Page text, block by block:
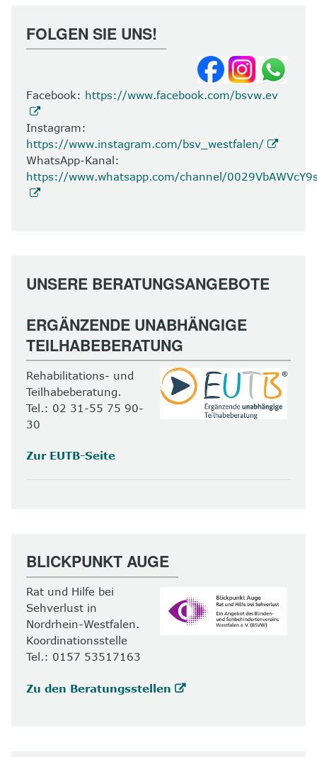
FOLGEN SIE UNS!
Facebook: https://www.facebook.com/bsvw.ev
Instagram:
https://www.instagram.com/bsv_westfalen/
WhatsApp-Kanal:
https://www.whatsapp.com/channel/
UNSERE BERATUNGSANGEBOTE
ERGÄNZENDE UNABHÄNGIGE
TEILHABEBERATUNG
Rehabilitations- und
Teilhabeberatung.
Tel.: 02 31-55 75 90-
30
Zur EUTB-Seite
BLICKPUNKT AUGE
Rat und Hilfe bei
Sehverlust in
Nordrhein-Westfalen.
Koordinationsstelle
Tel.: 0157 53517163
Zu den Beratungsstellen